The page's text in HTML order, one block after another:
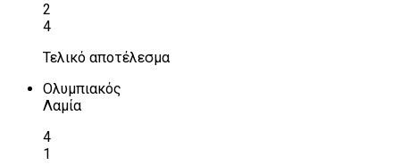
2
4
Τελικό αποτέλεσμα
Ολυμπιακός
Λαμία
4
1